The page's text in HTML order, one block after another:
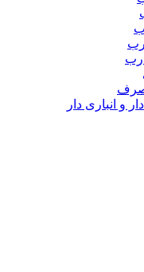
و انباری دار